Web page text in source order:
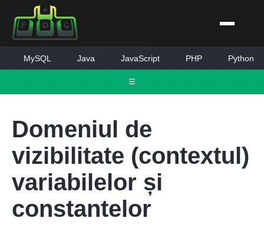
☰
MySQL Java JavaScript PHP Python
Domeniul de
vizibilitate (contextul)
variabilelor și
constantelor